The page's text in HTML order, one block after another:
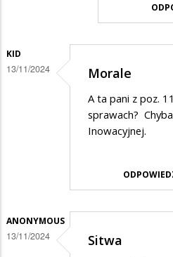
KID
13/11/2024 Morale
A ta pani z poz.
sprawach?
Inowacyjnej.
ANONYMOUS
13/11/2024 Sitwa